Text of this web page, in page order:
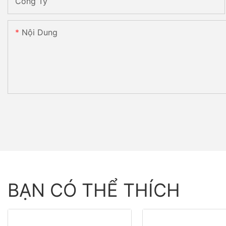
Nội Dung
BẠN CÓ THỂ THÍCH